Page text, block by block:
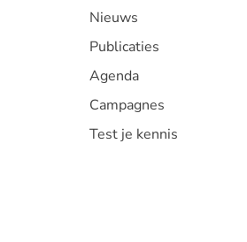
Nieuws
Publicaties
Agenda
Campagnes
Test je kennis